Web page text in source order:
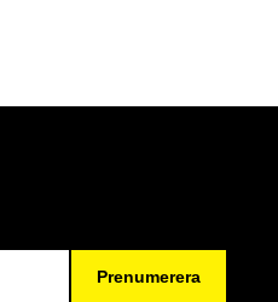
Prenumerera